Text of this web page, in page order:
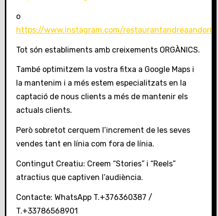
o
https://www.instagram.com/
Tot són establiments amb creixements ORGÀNICS.
També optimitzem la vostra fitxa a Google Maps i
la mantenim i a més estem especialitzats en la
captació de nous clients a més de mantenir els
actuals clients.
Però sobretot cerquem l’increment de les seves
vendes tant en línia com fora de línia.
Contingut Creatiu: Creem “Stories” i “Reels”
atractius que captiven l’audiència.
Contacte: WhatsApp T.+376360387 /
T.+33786568901